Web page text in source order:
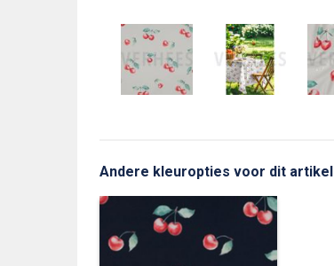
Andere kleuropties voor dit artikel